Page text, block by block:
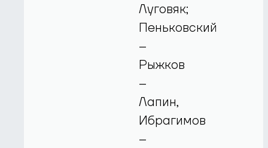
Луговяк;
Пеньковский
–
Рыжков
–
Лапин,
Ибрагимов
–